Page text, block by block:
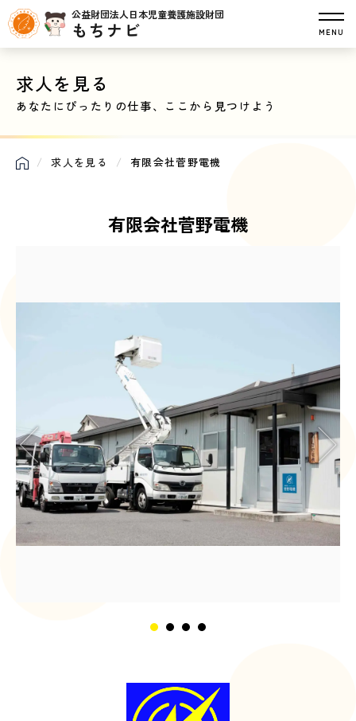
公益財団法人日本児童養護施設財団
もちナビ MENU
求人を見る
あなたにぴったりの仕事、ここから見つけよう
求人を見る 有限会社菅野電機
有限会社菅野電機